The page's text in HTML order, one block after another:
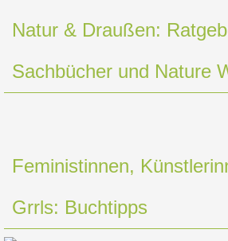
Natur & Draußen:
Sachbücher und Nature
Feministinnen,
Grrls: Buchtipps